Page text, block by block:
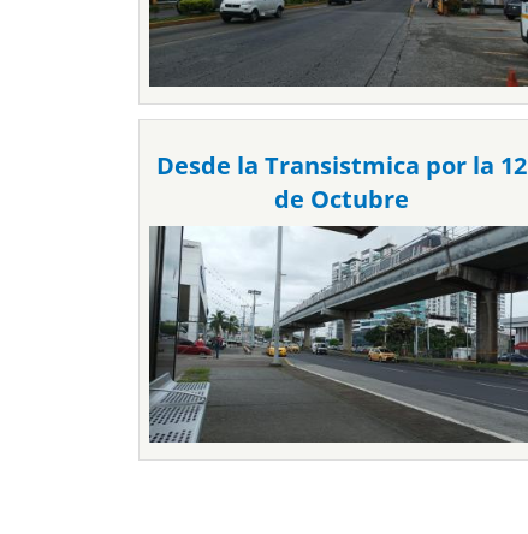
Desde la Transistmica por la 12
de Octubre